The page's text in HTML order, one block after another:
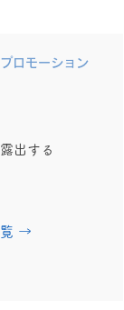
プロモーション
出する
覧 →